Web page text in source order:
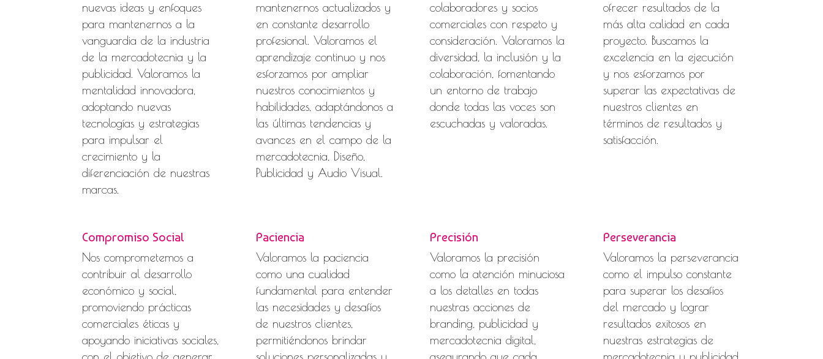
nuevas ideas y enfoques
para mantenernos a la
vanguardia de la industria
de la mercadotecnia y la
publicidad. Valoramos la
mentalidad innovadora,
adoptando nuevas
tecnologías y estrategias
para impulsar el
crecimiento y la
diferenciación de nuestras
marcas.
mantenernos actualizados y
en constante desarrollo
profesional. Valoramos el
aprendizaje continuo y nos
esforzamos por ampliar
nuestros conocimientos y
habilidades, adaptándonos a
las últimas tendencias y
avances en el campo de la
mercadotecnia, Diseño,
Publicidad y Audio Visual.
colaboradores y socios
comerciales con respeto y
consideración. Valoramos la
diversidad, la inclusión y la
colaboración, fomentando
un entorno de trabajo
donde todas las voces son
escuchadas y valoradas.
ofrecer resultados de la
más alta calidad en cada
proyecto. Buscamos la
excelencia en la ejecución
y nos esforzamos por
superar las expectativas de
nuestros clientes en
términos de resultados y
satisfacción.
Compromiso Social
Nos comprometemos a
contribuir al desarrollo
económico y social,
promoviendo prácticas
comerciales éticas y
apoyando iniciativas sociales,
Paciencia
Valoramos la paciencia
como una cualidad
fundamental para entender
las necesidades y desafíos
de nuestros clientes,
permitiéndonos brindar
Precisión
Valoramos la precisión
como la atención minuciosa
a los detalles en todas
nuestras acciones de
branding, publicidad y
mercadotecnia digital,
Perseverancia
Valoramos la perseverancia
como el impulso constante
para superar los desafíos
del mercado y lograr
resultados exitosos en
nuestras estrategias de